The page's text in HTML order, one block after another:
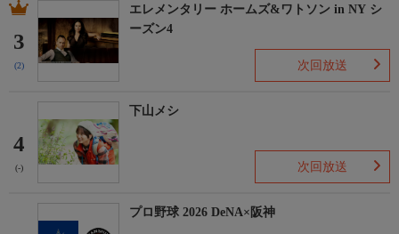
3
(2)
エレメンタリー ホームズ&ワトソン in NY シ
ーズン4
次回放送
4
(-)
下山メシ
次回放送
プロ野球 2026 DeNA×阪神